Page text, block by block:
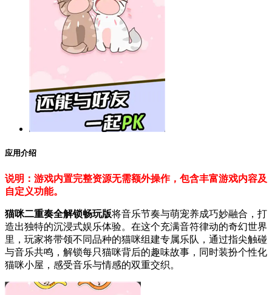
应用介绍
说明：游戏内置完整资源无需额外操作，包含丰富游戏内容及
自定义功能。
猫咪二重奏全解锁畅玩版将音乐节奏与萌宠养成巧妙融合，打
造出独特的沉浸式娱乐体验。在这个充满音符律动的奇幻世界
里，玩家将带领不同品种的猫咪组建专属乐队，通过指尖触碰
与音乐共鸣，解锁每只猫咪背后的趣味故事，同时装扮个性化
猫咪小屋，感受音乐与情感的双重交织。